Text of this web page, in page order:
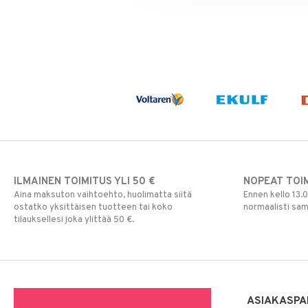
ILMAINEN TOIMITUS YLI 50 €
Aina maksuton vaihtoehto, huolimatta siitä
ostatko yksittäisen tuotteen tai koko
tilauksellesi joka ylittää 50 €.
NOPEAT
Ennen kello
normaalisti